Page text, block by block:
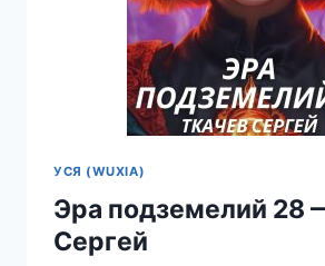
УСЯ (WUXIA)
Эра подземелий 28
Сергей